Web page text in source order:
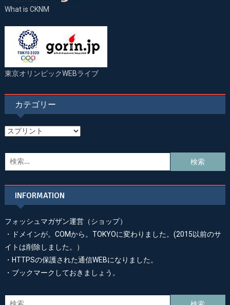
What is CKNM
東京オリンピックWEBライブ
カテゴリー
カ
ゴ
索:
INFORMATION
フォッシュマガザン運営（ショップ）
・ドメインが。COMから。TOKYOに変わりました。(2015以前のサ
イトは削除しました。）
・HTTPSの保護された通信WEBになりました。
・ブックマークしておきましょう。